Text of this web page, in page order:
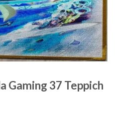
Gaming 37 Teppich